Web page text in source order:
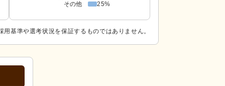
その他
25%
基準や選考状況を保証するものではありません。